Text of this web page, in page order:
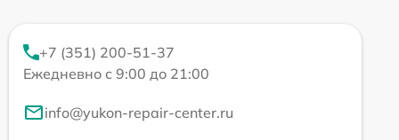
+7 (351) 200-51-37
Ежедневно с 9:00 до 21:00
info@yukon-repair-center.ru